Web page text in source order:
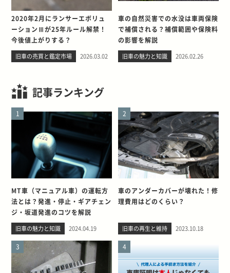
2020年2月にランサーエボリュ
ーションⅢが25年ルール解禁！
今後値上がりする？
旧車の売買と鑑定市場 2026.03.02
車の自然災害での水没は車両保険
で補償される？補償範囲や保険料
の影響を解説
旧車の魅力と知識 2026.02.26
記事ランキング
1
MT車（マニュアル車）の運転方
法とは？発進・停止・ギアチェン
ジ・坂道発進のコツを解説
旧車の魅力と知識 2024.04.19
2
車のアンダーカバーが壊れた！修
理費用はどのくらい？
旧車の再生と維持 2023.10.18
3 4